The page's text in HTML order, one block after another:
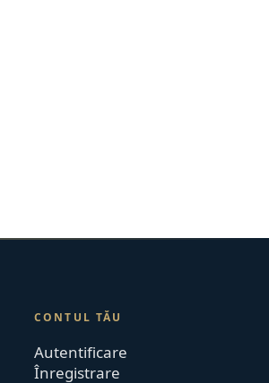
CONTUL TĂU
Autentificare
Înregistrare